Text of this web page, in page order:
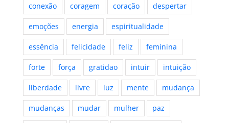
conexão coragem coração despertar
emoções energia espiritualidade
essência felicidade feliz feminina
forte força gratidao intuir intuição
liberdade livre luz mente mudança
mudanças mudar mulher paz